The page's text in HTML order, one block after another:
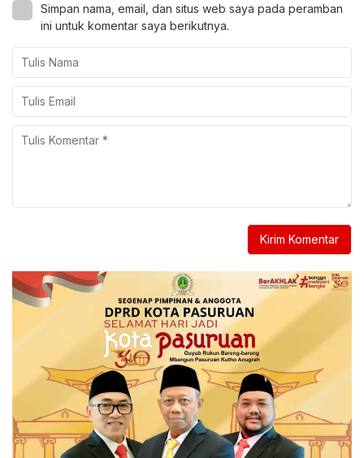
Simpan nama, email, dan situs web saya pada peramban
ini untuk komentar saya berikutnya.